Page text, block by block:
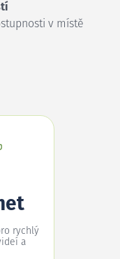
v místě
rychlý
a